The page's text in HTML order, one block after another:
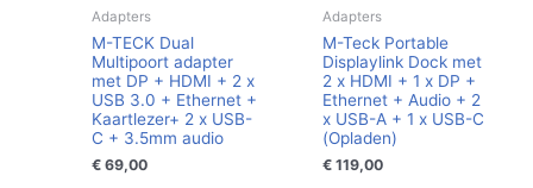
Adapters
M-TECK Dual
Multipoort adapter
met DP + HDMI + 2 x
USB 3.0 + Ethernet +
Kaartlezer+ 2 x USB-
C + 3.5mm audio
€ 69,00
Adapters
M-Teck Portable
Displaylink Dock met
2 x HDMI + 1 x DP +
Ethernet + Audio + 2
x USB-A + 1 x USB-C
(Opladen)
€119,00